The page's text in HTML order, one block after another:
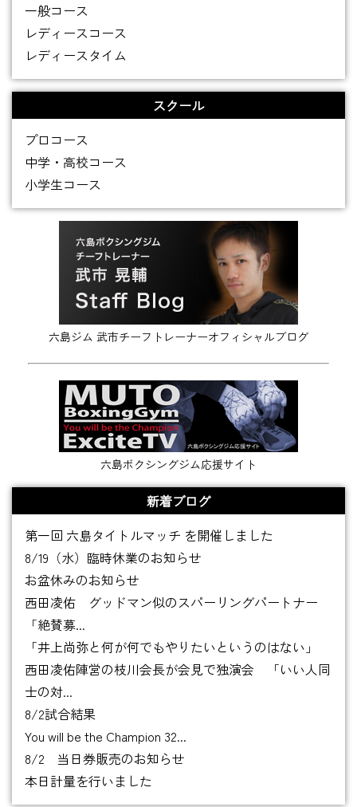
一般コース
レディースコース
レディースタイム
スクール
プロコース
中学・高校コース
小学生コース
六島ジム 武市チーフトレーナーオフィシャルブログ
六島ボクシングジム応援サイト
新着ブログ
第一回 六島タイトルマッチ を開催しました
8/19（水）臨時休業のお知らせ
お盆休みのお知らせ
西田凌佑 グッドマン似のスパーリングパートナー
「絶賛募...
「井上尚弥と何が何でもやりたいというのはない」
西田凌佑陣営の枝川会長が会見で独演会 「いい人同
士の対...
8/2試合結果
You will be the Champion 32...
8/2 当日券販売のお知らせ
本日計量を行いました